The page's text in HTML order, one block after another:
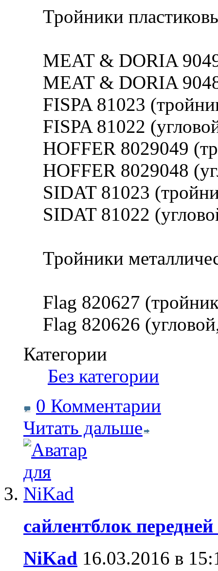
Тройники
MEAT & DORIA
MEAT & DORIA
FISPA 81023
FISPA 81022
HOFFER 8029049
HOFFER 8029048
SIDAT 81023
SIDAT 81022
Тройники
Flag 820627
Flag 820626
Категории
Без категории
0 Комментарии
Читать дальше
сайлентблок
NiKad 16.03.2016 в